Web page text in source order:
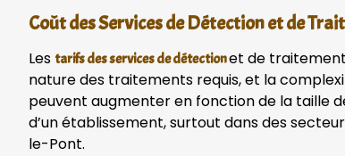
Coût des Services de Détection et de
Les tarifs des services de détectionet de
nature des traitements requis, et la
peuvent augmenter en fonction de la taille
d’un établissement, surtout dans des
le-Pont.